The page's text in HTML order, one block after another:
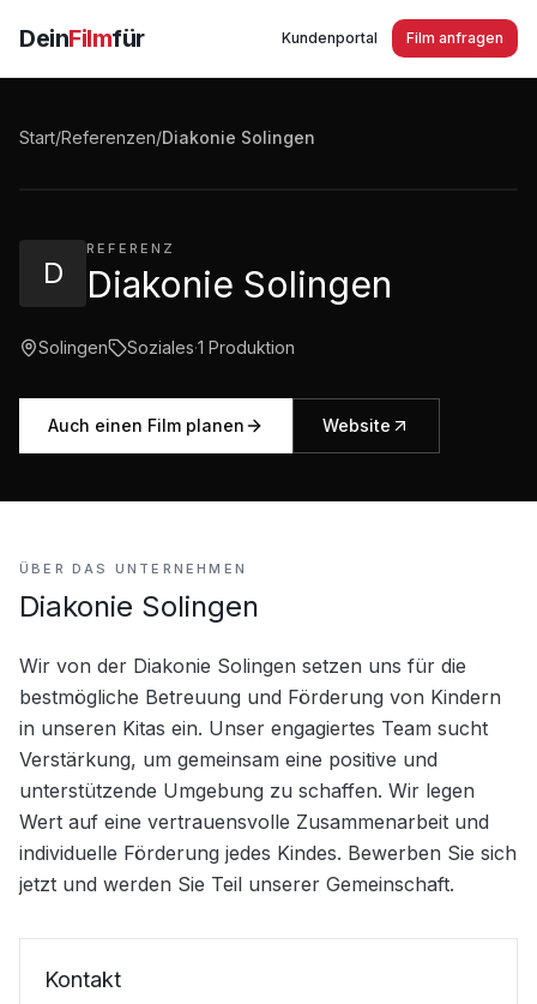
DeinFilmfür Kundenportal Film anfragen
Start/Referenzen/Diakonie Solingen
D
REFERENZ
Diakonie Solingen
Solingen Soziales·1 Produktion
Auch einen Film planen Website
Kitas in Solingen. Jetzt einfach bewerben!
ÜBER DAS UNTERNEHMEN
Diakonie Solingen
Wir von der Diakonie Solingen setzen uns für die
bestmögliche Betreuung und Förderung von Kindern
in unseren Kitas ein. Unser engagiertes Team sucht
Verstärkung, um gemeinsam eine positive und
unterstützende Umgebung zu schaffen. Wir legen
Wert auf eine vertrauensvolle Zusammenarbeit und
individuelle Förderung jedes Kindes. Bewerben Sie sich
jetzt und werden Sie Teil unserer Gemeinschaft.
Kontakt